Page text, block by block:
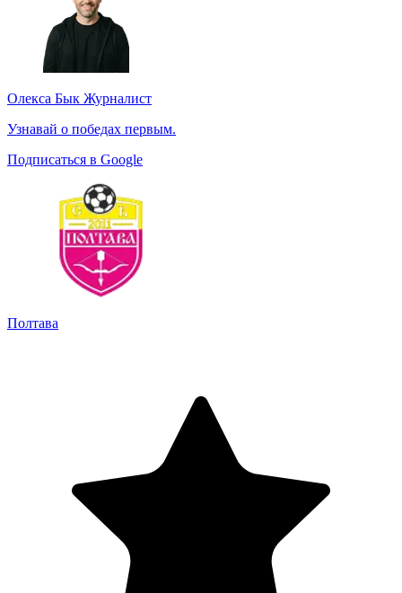
Олекса Бык Журналист
Узнавай о победах первым.
Подписаться в Google
Полтава